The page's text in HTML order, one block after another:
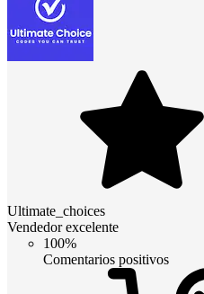
Ultimate_choices
Vendedor excelente
100%
Comentarios positivos